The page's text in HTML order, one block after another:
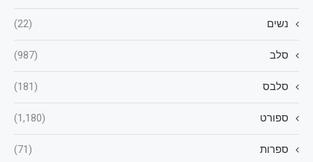
נשים (22)
סלב (987)
סלבס (181)
ספורט (1,180)
ספרות (71)